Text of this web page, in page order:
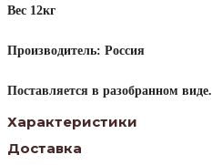
Вес 12кг
Производитель: Россия
Поставляется в разобранном виде.
Характеристики
Доставка